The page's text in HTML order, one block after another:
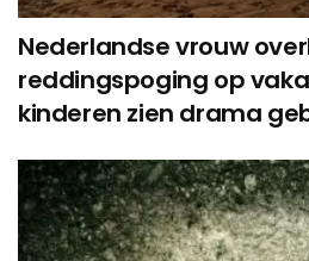
Nederlandse vrouw
reddingspoging op
kinderen zien drama